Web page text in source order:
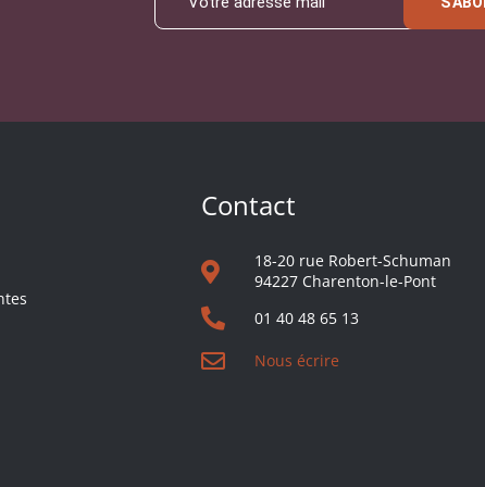
Contact
18-20 rue Robert-Schuman
94227 Charenton-le-Pont
01 40 48 65 13
Nous écrire